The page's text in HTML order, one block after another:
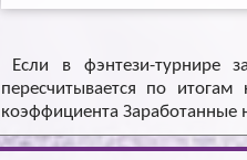
Если в фэнтези-турнире
пересчитывается по
коэффициента Заработанные